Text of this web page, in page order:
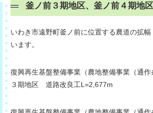
釜ノ前３期地区、釜ノ前４期地区
いわき市遠野町釜ノ前に位置する農道の拡
います。
復興再生基盤整備事業（農地整備事業（通
３期地区 道路改良工L=2,677m